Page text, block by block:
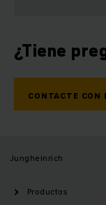
¿Tiene
CONTACTE CON
Jungheinrich
Productos